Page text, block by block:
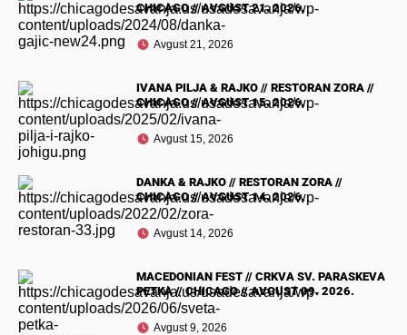
CHICAGO // AVGUST 21. 2026.
Avgust 21, 2026
IVANA PILJA & RAJKO // RESTORAN ZORA //
CHICAGO // AVGUST 15. 2026.
Avgust 15, 2026
DANKA & RAJKO // RESTORAN ZORA //
CHICAGO // AVGUST 14. 2026.
Avgust 14, 2026
MACEDONIAN FEST // CRKVA SV. PARASKEVA
PETKA // CHICAGO // AVGUST 09. 2026.
Avgust 9, 2026